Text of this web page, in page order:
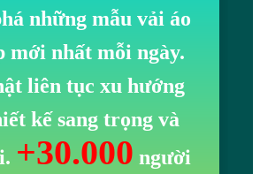
những mẫu vải áo
mới nhất mỗi ngày.
liên tục xu hướng
kế sang trọng và
+30.000 người